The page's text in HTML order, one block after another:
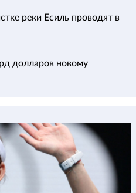
реки Есиль проводят в
долларов новому